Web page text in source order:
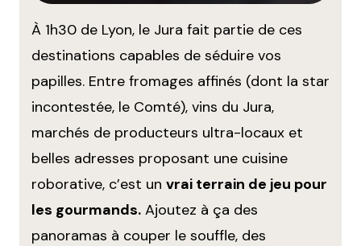
À 1h30 de Lyon, le Jura fait partie de ces
destinations capables de séduire vos
papilles. Entre fromages affinés (dont la star
incontestée, le Comté), vins du Jura,
marchés de producteurs ultra-locaux et
belles adresses proposant une cuisine
roborative, c’est un vrai terrain de jeu pour
les gourmands. Ajoutez à ça des
panoramas à couper le souffle, des